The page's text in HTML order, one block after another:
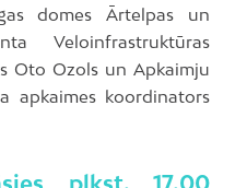
domes Ārtelpas un
Veloinfrastruktūras
Oto Ozols un Apkaimju
apkaimes koordinators